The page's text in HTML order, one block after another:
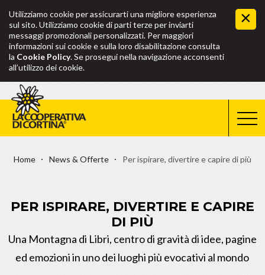
Utilizziamo cookie per assicurarti una migliore esperienza
sul sito. Utilizziamo cookie di parti terze per inviarti
messaggi promozionali personalizzati. Per maggiori
informazioni sui cookie e sulla loro disabilitazione consulta
la Cookie Policy. Se prosegui nella navigazione acconsenti
all’utilizzo dei cookie.
Home News & Offerte Per ispirare, divertire e capire di più
PER ISPIRARE, DIVERTIRE E CAPIRE
DI PIÙ
Una Montagna di Libri, centro di gravità di idee, pagine
ed emozioni in uno dei luoghi più evocativi al mondo